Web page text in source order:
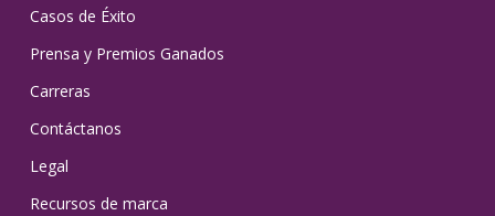
Casos de Éxito
Prensa y Premios Ganados
Carreras
Contáctanos
Legal
Recursos de marca